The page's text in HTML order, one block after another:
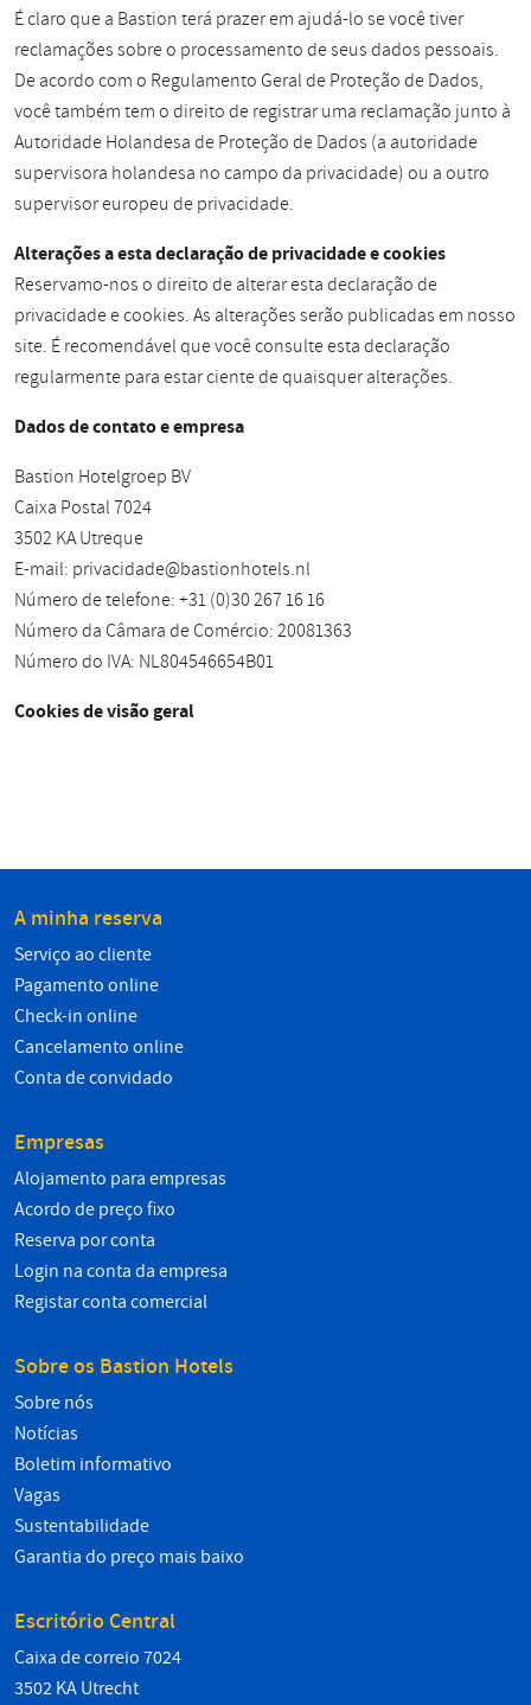
É claro que a Bastion terá prazer em ajudá-lo se você tiver
reclamações sobre o processamento de seus dados pessoais.
De acordo com o Regulamento Geral de Proteção de Dados,
você também tem o direito de registrar uma reclamação junto à
Autoridade Holandesa de Proteção de Dados (a autoridade
supervisora holandesa no campo da privacidade) ou a outro
supervisor europeu de privacidade.
Alterações a esta declaração de privacidade e cookies
Reservamo-nos o direito de alterar esta declaração de
privacidade e cookies. As alterações serão publicadas em nosso
site. É recomendável que você consulte esta declaração
regularmente para estar ciente de quaisquer alterações.
Dados de contato e empresa
Bastion Hotelgroep BV
Caixa Postal 7024
3502 KA Utreque
E-mail: privacidade@bastionhotels.nl
Número de telefone: +31 (0)30 267 16 16
Número da Câmara de Comércio: 20081363
Número do IVA: NL804546654B01
Cookies de visão geral
A minha reserva
Serviço ao cliente
Pagamento online
Check-in online
Cancelamento online
Conta de convidado
Empresas
Alojamento para empresas
Acordo de preço fixo
Reserva por conta
Login na conta da empresa
Registar conta comercial
Sobre os Bastion Hotels
Sobre nós
Notícias
Boletim informativo
Vagas
Sustentabilidade
Garantia do preço mais baixo
Escritório Central
Caixa de correio 7024
3502 KA Utrecht